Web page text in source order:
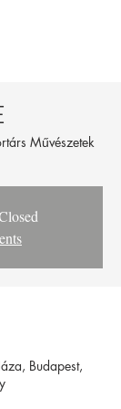
Művészetek
Budapest,